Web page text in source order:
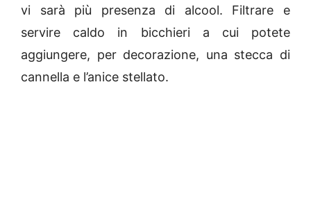
vi sarà più presenza di alcool. Filtrare e
servire caldo in bicchieri a cui potete
aggiungere, per decorazione, una stecca di
cannella e l’anice stellato.